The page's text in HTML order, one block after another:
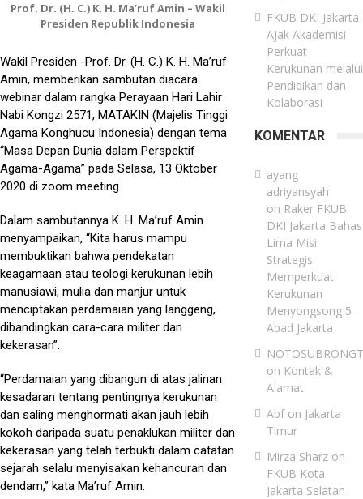
Prof. Dr. (H. C.) K. H. Ma’ruf Amin – Wakil
Presiden Republik Indonesia
Wakil Presiden -Prof. Dr. (H. C.) K. H. Ma’ruf
Amin, memberikan sambutan diacara
webinar dalam rangka Perayaan Hari Lahir
Nabi Kongzi 2571, ΜΑΤΑΚΙΝ (Majelis Tinggi
Agama Konghucu Indonesia) dengan tema
“Masa Depan Dunia dalam Perspektif
Agama-Agama” pada Selasa, 13 Oktober
2020 di zoom meeting.
Dalam sambutannya K. H. Ma’ruf Amin
menyampaikan, “Kita harus mampu
membuktikan bahwa pendekatan
keagamaan atau teologi kerukunan lebih
manusiawi, mulia dan manjur untuk
menciptakan perdamaian yang langgeng,
dibandingkan cara-cara militer dan
kekerasan”.
“Perdamaian yang dibangun di atas jalinan
kesadaran tentang pentingnya kerukunan
dan saling menghormati akan jauh lebih
kokoh daripada suatu penaklukan militer dan
kekerasan yang telah terbukti dalam catatan
sejarah selalu menyisakan kehancuran dan
dendam,” kata Ma’ruf Amin.
FKUB DKI Jakarta
Ajak Akademisi
Perkuat
Kerukunan melalui
Pendidikan dan
Kolaborasi
KOMENTAR
ayang
adriyansyah
on Raker FKUB
DKI Jakarta Bahas
Lima Misi
Strategis
Memperkuat
Kerukunan
Menyongsong 5
Abad Jakarta
on Kontak &
Alamat
Abfon Jakarta
Timur
Mirza Sharzon
FKUB Kota
Jakarta Selatan